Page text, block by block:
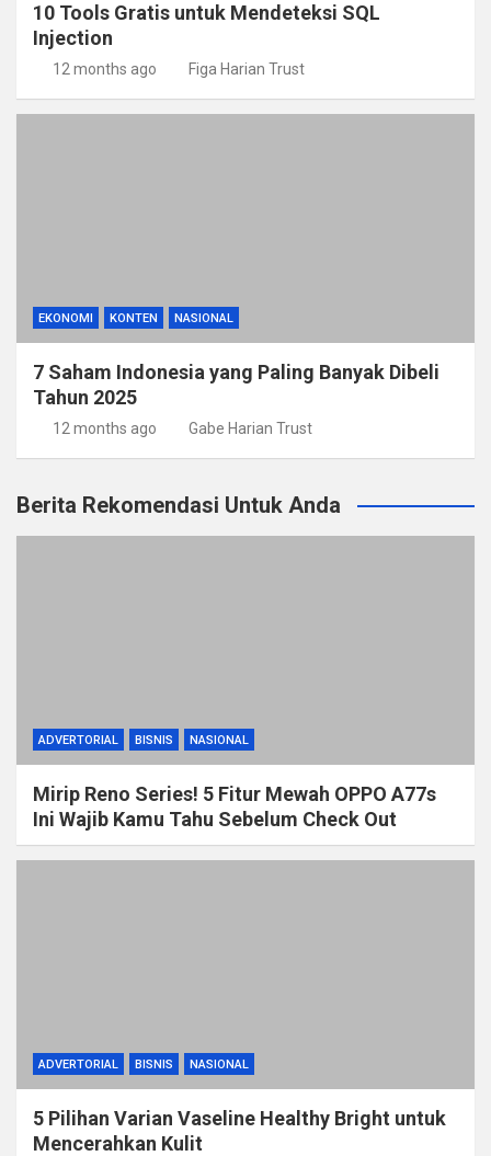
10 Tools Gratis untuk Mendeteksi SQL
Injection
12 months ago Figa Harian Trust
EKONOMI KONTEN NASIONAL
7 Saham Indonesia yang Paling Banyak Dibeli
Tahun 2025
12 months ago Gabe Harian Trust
Berita Rekomendasi Untuk Anda
ADVERTORIAL BISNIS NASIONAL
Mirip Reno Series! 5 Fitur Mewah OPPO A77s
Ini Wajib Kamu Tahu Sebelum Check Out
ADVERTORIAL BISNIS NASIONAL
5 Pilihan Varian Vaseline Healthy Bright untuk
Mencerahkan Kulit